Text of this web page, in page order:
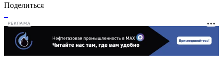
Поделиться
РЕКЛАМА